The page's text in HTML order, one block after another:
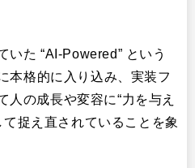
いた “AI-Powered” という
本格的に入り込み、実装フ
人の成長や変容に“力を与え
捉え直されていることを象